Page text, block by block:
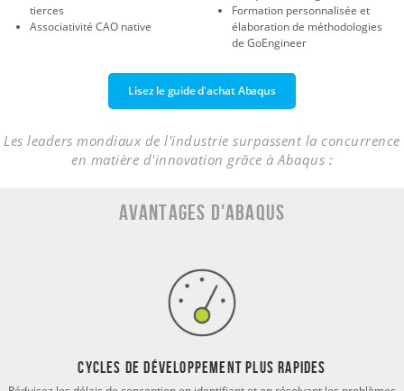
tierces
Associativité CAO native
Formation personnalisée et
élaboration de méthodologies
de GoEngineer
Lisez le guide d'achat Abaqus
Les leaders mondiaux de l'industrie surpassent la concurrence
en matière d'innovation grâce à Abaqus :
Avantages d'Abaqus
Cycles de développement plus rapides